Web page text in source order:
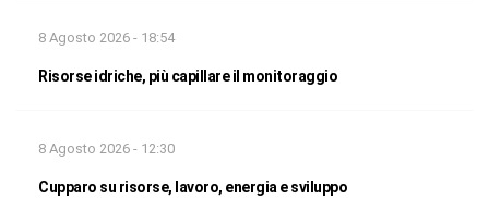
8 Agosto 2026 - 18:54
Risorse idriche, più capillare il monitoraggio
8 Agosto 2026 - 12:30
Cupparo su risorse, lavoro, energia e sviluppo